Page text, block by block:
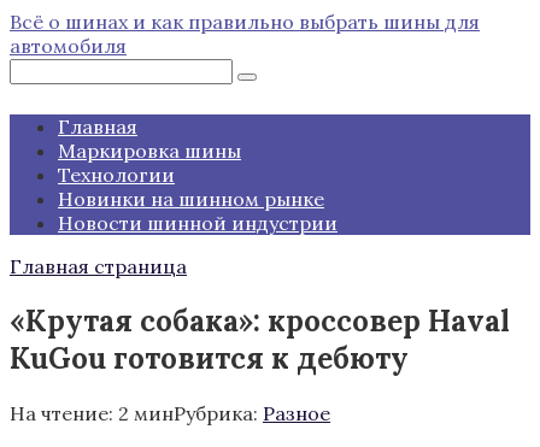
Перейти
к
Всё о шинах и как правильно выбрать шины для
автомобиля
Главная
Маркировка шины
Технологии
Новинки на шинном рынке
Новости шинной индустрии
Главная страница
«Крутая собака»: кроссовер Haval
KuGou готовится к дебюту
На чтение: 2 минРубрика: Разное